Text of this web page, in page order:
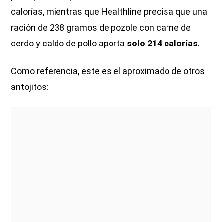
calorías, mientras que Healthline precisa que una
ración de 238 gramos de pozole con carne de
cerdo y caldo de pollo aporta solo 214 calorías.
Como referencia, este es el aproximado de otros
antojitos: